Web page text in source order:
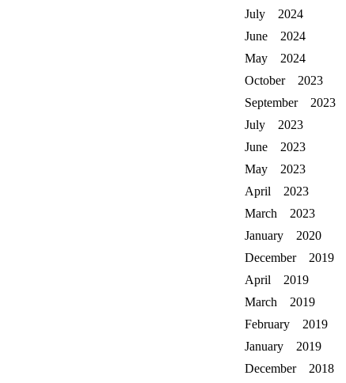
July 2024
June 2024
May 2024
October 2023
September 2023
July 2023
June 2023
May 2023
April 2023
March 2023
January 2020
December 2019
April 2019
March 2019
February 2019
January 2019
December 2018